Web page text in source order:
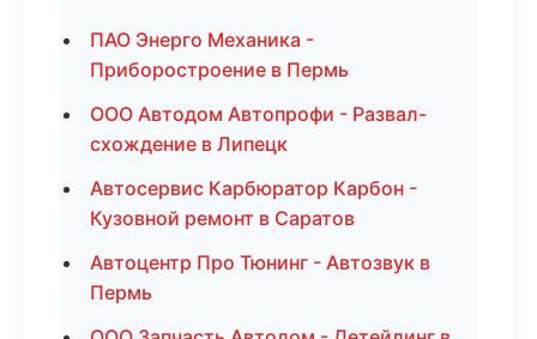
ПАО Энерго Механика -
Приборостроение в Пермь
ООО Автодом Автопрофи - Развал-
схождение в Липецк
Автосервис Карбюратор Карбон -
Кузовной ремонт в Саратов
Автоцентр Про Тюнинг - Автозвук в
Пермь